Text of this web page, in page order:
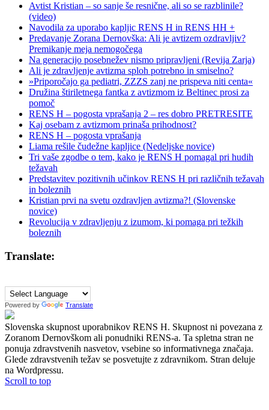
Avtist Kristian – so sanje še resnične, ali so se razblinile?
(video)
Navodila za uporabo kapljic RENS H in RENS HH +
Predavanje Zorana Dernovška: Ali je avtizem ozdravljiv?
Premikanje meja nemogočega
Na generacijo posebnežev nismo pripravljeni (Revija Zarja)
Ali je zdravljenje avtizma sploh potrebno in smiselno?
»Priporočajo ga pediatri, ZZZS zanj ne prispeva niti centa«
Družina štiriletnega fantka z avtizmom iz Beltinec prosi za
pomoč
RENS H – pogosta vprašanja 2 – res dobro PRETRESITE
Kaj osebam z avtizmom prinaša prihodnost?
RENS H – pogosta vprašanja
Liama rešile čudežne kapljice (Nedeljske novice)
Tri vaše zgodbe o tem, kako je RENS H pomagal pri hudih
težavah
Predstavitev pozitivnih učinkov RENS H pri različnih težavah
in boleznih
Kristian prvi na svetu ozdravljen avtizma?! (Slovenske
novice)
Revolucija v zdravljenju z izumom, ki pomaga pri težkih
boleznih
Translate:
Powered by Translate
Slovenska skupnost uporabnikov RENS H. Skupnost ni povezana z
Zoranom Dernovškom ali ponudniki RENS-a. Ta spletna stran ne
ponuja zdravstvenih nasvetov, vsebine so informativnega značaja.
Glede zdravstvenih težav se posvetujte z zdravnikom. Stran deluje
na Wordpressu.
Scroll to top